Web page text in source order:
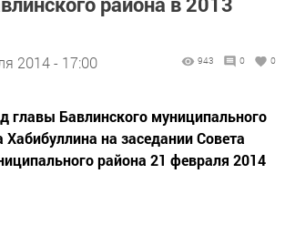
2014 - 17:00 943 0 0
главы Бавлинского муниципального
Хабибуллина на заседании Совета
района 21 февраля 2014